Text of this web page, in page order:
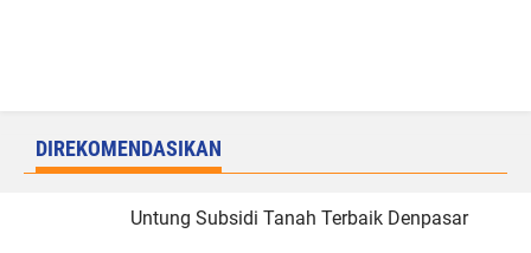
DIREKOMENDASIKAN
Untung Subsidi Tanah Terbaik Denpasar